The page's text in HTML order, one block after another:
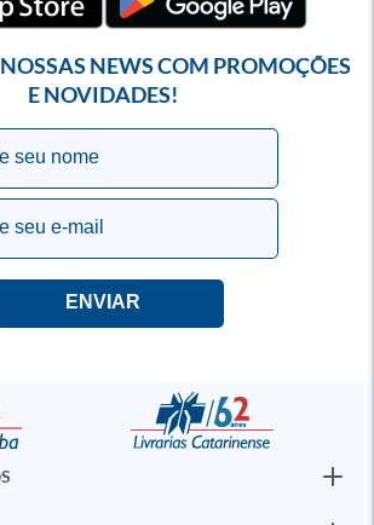
NEWS COM PROMOÇÕES
E NOVIDADES!